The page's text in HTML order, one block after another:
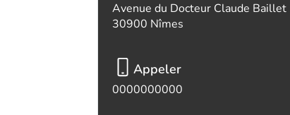
Avenue du Docteur Claude Baillet
30900 Nîmes
Appeler
0000000000